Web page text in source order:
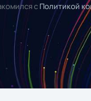
сПолитикой